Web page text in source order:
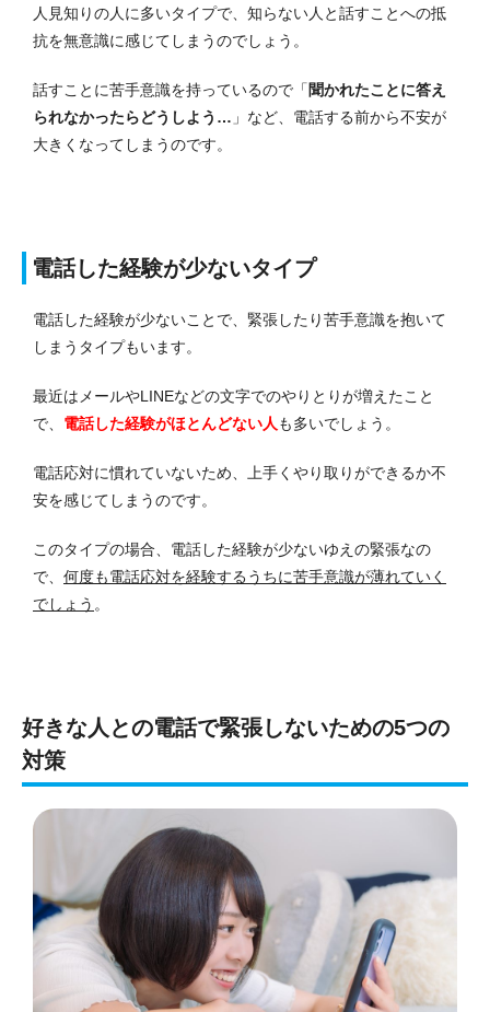
人見知りの人に多いタイプで、知らない人と話すことへの抵
抗を無意識に感じてしまうのでしょう。
話すことに苦手意識を持っているので「 聞かれたことに答え
られなかったらどうしよう… 」など、電話する前から不安が
大きくなってしまうのです。
電話した経験が少ないタイプ
電話した経験が少ないことで、緊張したり苦手意識を抱いて
しまうタイプもいます。
最近はメールやLINEなどの文字でのやりとりが増えたこと
で、 電話した経験がほとんどない人 も多いでしょう。
電話応対に慣れていないため、上手くやり取りができるか不
安を感じてしまうのです。
このタイプの場合、電話した経験が少ないゆえの緊張なの
で、 何度も電話応対を経験するうちに苦手意識が薄れていく
でしょう 。
好きな人との電話で緊張しないための5つの
対策